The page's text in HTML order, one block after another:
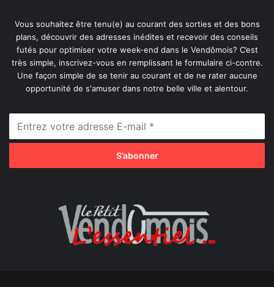
Vous souhaitez être tenu(e) au courant des sorties et des bons
plans, découvrir des adresses inédites et recevoir des conseils
futés pour optimiser votre week-end dans le Vendômois? C’est
très simple, inscrivez-vous en remplissant le formulaire ci-contre.
Une façon simple de se tenir au courant et de ne rater aucune
opportunité de s'amuser dans notre belle ville et alentour.